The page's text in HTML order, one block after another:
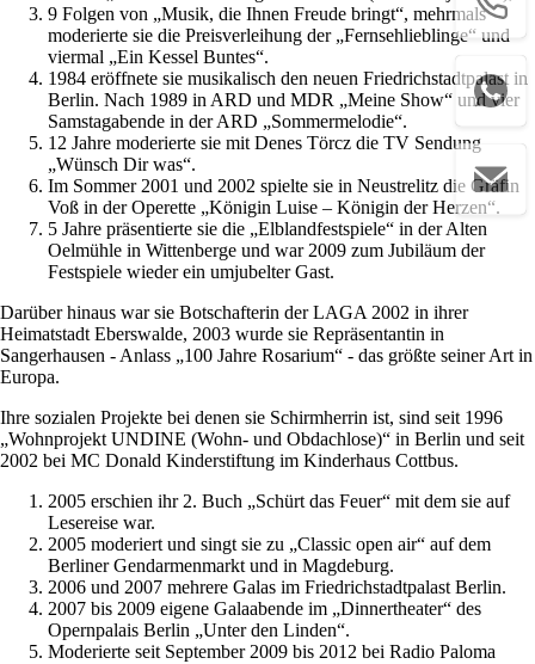
9 Folgen von „Musik, die Ihnen Freude bringt“, mehrmals
moderierte sie die Preisverleihung der „Fernsehlieblinge“ und
viermal „Ein Kessel Buntes“.
1984 eröffnete sie musikalisch den neuen Friedrichstadtpalast in
Berlin. Nach 1989 in ARD und MDR „Meine Show“ und vier
Samstagabende in der ARD „Sommermelodie“.
12 Jahre moderierte sie mit Denes Törcz die TV Sendung
„Wünsch Dir was“.
Im Sommer 2001 und 2002 spielte sie in Neustrelitz die Gräfin
Voß in der Operette „Königin Luise – Königin der Herzen“.
5 Jahre präsentierte sie die „Elblandfestspiele“ in der Alten
Oelmühle in Wittenberge und war 2009 zum Jubiläum der
Festspiele wieder ein umjubelter Gast.
Darüber hinaus war sie Botschafterin der LAGA 2002 in ihrer
Heimatstadt Eberswalde, 2003 wurde sie Repräsentantin in
Sangerhausen - Anlass „100 Jahre Rosarium“ - das größte seiner Art in
Europa.
Ihre sozialen Projekte bei denen sie Schirmherrin ist, sind seit 1996
„Wohnprojekt UNDINE (Wohn- und Obdachlose)“ in Berlin und seit
2002 bei MC Donald Kinderstiftung im Kinderhaus Cottbus.
2005 erschien ihr 2. Buch „Schürt das Feuer“ mit dem sie auf
Lesereise war.
2005 moderiert und singt sie zu „Classic open air“ auf dem
Berliner Gendarmenmarkt und in Magdeburg.
2006 und 2007 mehrere Galas im Friedrichstadtpalast Berlin.
2007 bis 2009 eigene Galaabende im „Dinnertheater“ des
Opernpalais Berlin „Unter den Linden“.
Moderierte seit September 2009 bis 2012 bei Radio Paloma